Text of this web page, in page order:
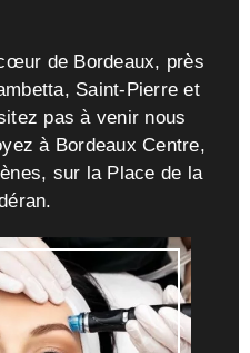
de Bordeaux, près
Saint-Pierre et
pas à venir nous
à Bordeaux Centre,
sur la Place de la